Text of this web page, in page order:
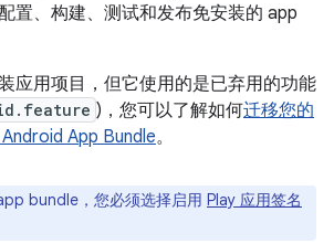
置、构建、测试和发布免安装的 app
应用项目，但它使用的是已弃用的功能
)，您可以了解如何迁移您的
App Bundle。
bundle，您必须选择启用 Play 应用签名